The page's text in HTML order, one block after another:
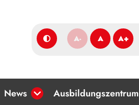
A- A A+
News Ausbildungszentrum